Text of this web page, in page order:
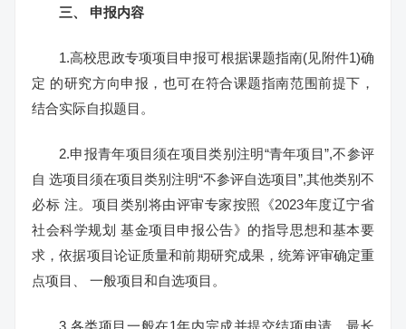
三、 申报内容
1.高校思政专项项目申报可根据课题指南(见附件1)确
定 的研究方向申报，也可在符合课题指南范围前提下，
结合实际自拟题目。
2.申报青年项目须在项目类别注明“青年项目”,不参评
自 选项目须在项目类别注明“不参评自选项目”,其他类别不
必标 注。项目类别将由评审专家按照《2023年度辽宁省
社会科学规划 基金项目申报公告》的指导思想和基本要
求，依据项目论证质量和前期研究成果，统筹评审确定重
点项目、 一般项目和自选项目。
3.各类项目一般在1年内完成并提交结项申请，最长